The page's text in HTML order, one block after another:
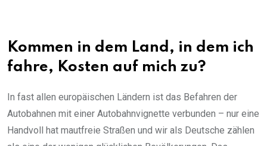
Kommen in dem Land, in dem ich
fahre, Kosten auf mich zu?
In fast allen europäischen Ländern ist das Befahren der
Autobahnen mit einer Autobahnvignette verbunden – nur eine
Handvoll hat mautfreie Straßen und wir als Deutsche zählen